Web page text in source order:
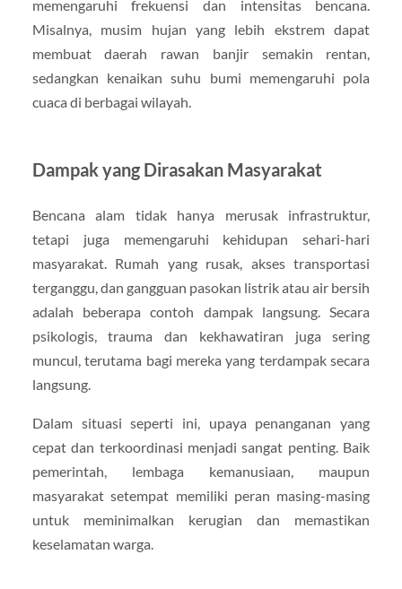
memengaruhi frekuensi dan intensitas bencana.
Misalnya, musim hujan yang lebih ekstrem dapat
membuat daerah rawan banjir semakin rentan,
sedangkan kenaikan suhu bumi memengaruhi pola
cuaca di berbagai wilayah.
Dampak yang Dirasakan Masyarakat
Bencana alam tidak hanya merusak infrastruktur,
tetapi juga memengaruhi kehidupan sehari-hari
masyarakat. Rumah yang rusak, akses transportasi
terganggu, dan gangguan pasokan listrik atau air bersih
adalah beberapa contoh dampak langsung. Secara
psikologis, trauma dan kekhawatiran juga sering
muncul, terutama bagi mereka yang terdampak secara
langsung.
Dalam situasi seperti ini, upaya penanganan yang
cepat dan terkoordinasi menjadi sangat penting. Baik
pemerintah, lembaga kemanusiaan, maupun
masyarakat setempat memiliki peran masing-masing
untuk meminimalkan kerugian dan memastikan
keselamatan warga.